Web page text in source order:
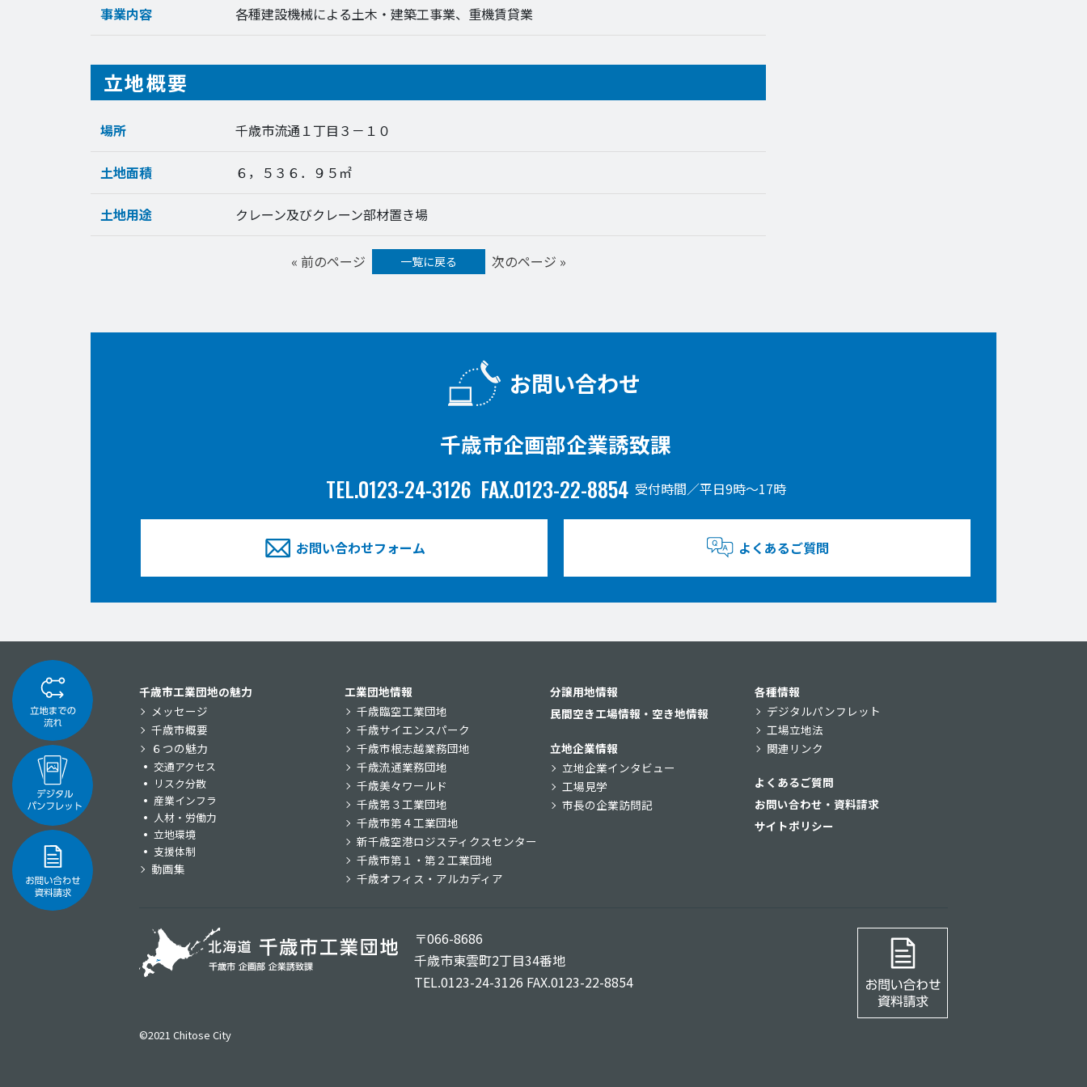
事業内容 各種建設機械による土木・建築工事業、重機賃貸業
立地概要
場所 千歳市流通１丁目３－１０
土地面積 ６，５３６．９５㎡
土地用途 クレーン及びクレーン部材置き場
« 前のページ 一覧に戻る 次のページ »
お問い合わせ
千歳市企画部企業誘致課
TEL.0123-24-3126 FAX.0123-22-8854 受付時間／平日9時〜17時
お問い合わせフォーム よくあるご質問
千歳市工業団地の魅力
メッセージ
千歳市概要
６つの魅力
交通アクセス
リスク分散
産業インフラ
人材・労働力
立地環境
支援体制
動画集
工業団地情報
千歳臨空工業団地
千歳サイエンスパーク
千歳市根志越業務団地
千歳流通業務団地
千歳美々ワールド
千歳第３工業団地
千歳市第４工業団地
新千歳空港ロジスティクスセンター
千歳市第１・第２工業団地
千歳オフィス・アルカディア
分譲用地情報
民間空き工場情報・空き地情報
立地企業情報
立地企業インタビュー
工場見学
市長の企業訪問記
各種情報
デジタルパンフレット
工場立地法
関連リンク
よくあるご質問
お問い合わせ・資料請求
サイトポリシー
〒066-8686
千歳市東雲町2丁目34番地
TEL.0123-24-3126 FAX.0123-22-8854
©2021 Chitose City